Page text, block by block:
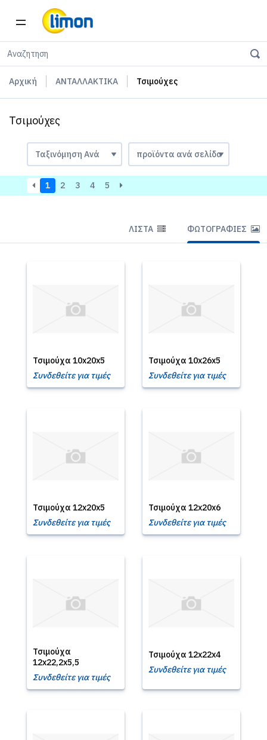
Αρχική ΑΝΤΑΛΛΑΚΤΙΚΑ Τσιμούχες
Τσιμούχες
1 2 3 4 5
ΛΊΣΤΑ ΦΩΤΟΓΡΑΦΊΕΣ
Τσιμούχα 10x20x5
Συνδεθείτε για τιμές
Τσιμούχα 10x26x5
Συνδεθείτε για τιμές
Τσιμούχα 12x20x5
Συνδεθείτε για τιμές
Τσιμούχα 12x20x6
Συνδεθείτε για τιμές
Τσιμούχα
12x22,2x5,5
Συνδεθείτε για τιμές
Τσιμούχα 12x22x4
Συνδεθείτε για τιμές